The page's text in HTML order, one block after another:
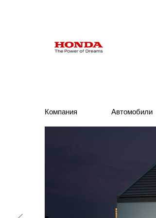
Компания Автомобили
Компания Автомобили